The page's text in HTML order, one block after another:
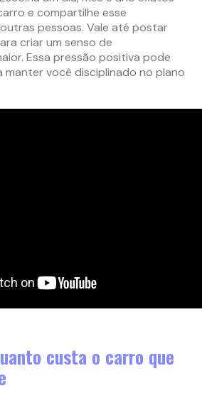
e compartilhe esse
pessoas. Vale até postar
criar um senso de
Essa pressão positiva pode
manter você disciplinado no plano
custa o carro que